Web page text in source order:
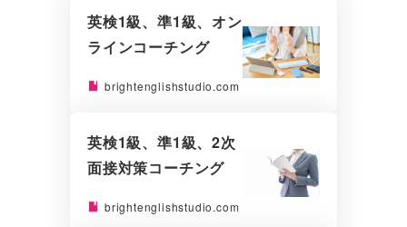
英検1級、準1級、オン
ラインコーチング
brightenglishstudio.com
英検1級、準1級、2次
面接対策コーチング
brightenglishstudio.com